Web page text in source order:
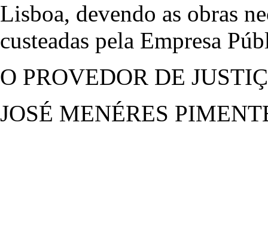
Lisboa, devendo as obras
custeadas pela Empresa
O PROVEDOR DE
JOSÉ MENÉRES